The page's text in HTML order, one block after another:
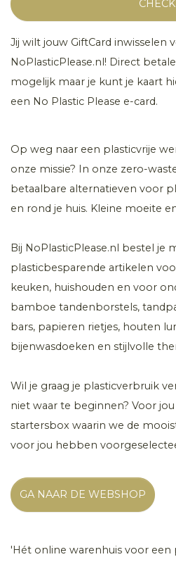
CHECK
Jij wilt jouw GiftCard inwisselen
NoPlasticPlease.nl! Direct
mogelijk maar je kunt je kaart
een No Plastic Please e-card.
Op weg naar een plasticvrije
onze missie? In onze zero-
betaalbare alternatieven voor
en rond je huis. Kleine moeite
Bij NoPlasticPlease.nl bestel je
plasticbesparende artikelen
keuken, huishouden en voor
bamboe tandenborstels,
bars, papieren rietjes, houten
bijenwasdoeken en stijlvolle
Wil je graag je plasticverbruik
niet waar te beginnen? Voor
startersbox waarin we de
voor jou hebben
GA NAAR DE WEBSHOP
'Hét online warenhuis voor een